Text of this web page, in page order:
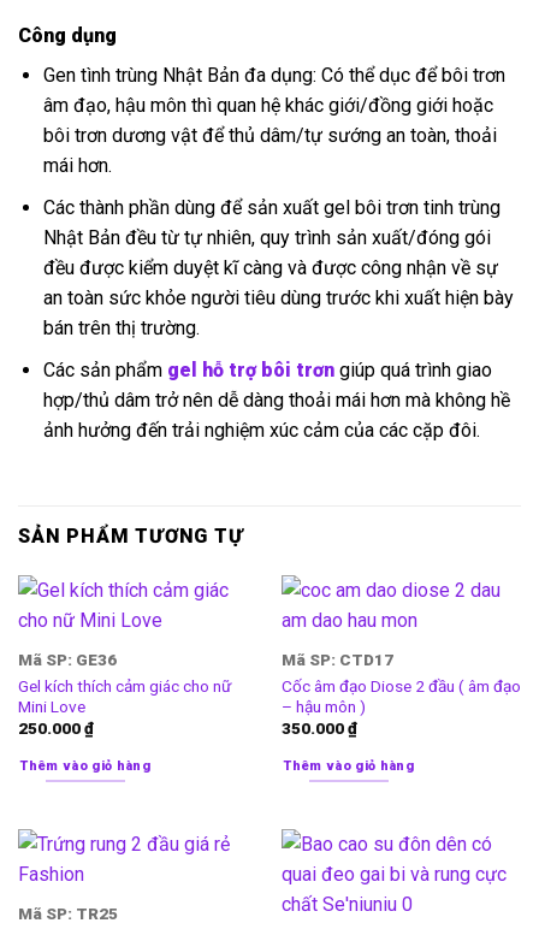
Công dụng
Gen tình trùng Nhật Bản đa dụng: Có thể dục để bôi trơn
âm đạo, hậu môn thì quan hệ khác giới/đồng giới hoặc
bôi trơn dương vật để thủ dâm/tự sướng an toàn, thoải
mái hơn.
Các thành phần dùng để sản xuất gel bôi trơn tinh trùng
Nhật Bản đều từ tự nhiên, quy trình sản xuất/đóng gói
đều được kiểm duyệt kĩ càng và được công nhận về sự
an toàn sức khỏe người tiêu dùng trước khi xuất hiện bày
bán trên thị trường.
Các sản phẩm gel hỗ trợ bôi trơngiúp quá trình giao
hợp/thủ dâm trở nên dễ dàng thoải mái hơn mà không hề
ảnh hưởng đến trải nghiệm xúc cảm của các cặp đôi.
SẢN PHẨM TƯƠNG TỰ
Mã SP: GE36
Gel kích thích cảm giác cho nữ
Mini Love
250.000₫
Thêm vào giỏ hàng
Mã SP: CTD17
Cốc âm đạo Diose 2 đầu ( âm đạo
– hậu môn )
350.000₫
Thêm vào giỏ hàng
Mã SP: TR25